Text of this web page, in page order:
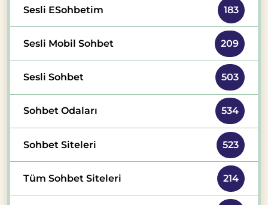
Sesli ESohbetim 183
Sesli Mobil Sohbet 209
Sesli Sohbet 503
Sohbet Odaları 534
Sohbet Siteleri 523
Tüm Sohbet Siteleri 214